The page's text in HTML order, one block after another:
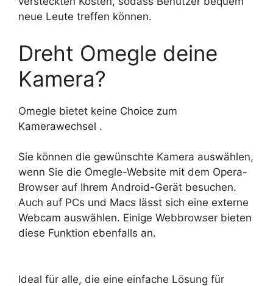
neue Leute treffen können.
Dreht Omegle deine
Kamera?
Omegle bietet keine Choice zum
Kamerawechsel .
Sie können die gewünschte Kamera auswählen,
wenn Sie die Omegle-Website mit dem Opera-
Browser auf Ihrem Android-Gerät besuchen.
Auch auf PCs und Macs lässt sich eine externe
Webcam auswählen. Einige Webbrowser bieten
diese Funktion ebenfalls an.
Ideal für alle, die eine einfache Lösung für